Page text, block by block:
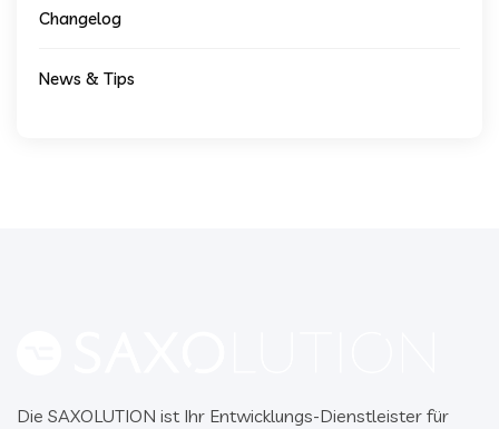
Changelog
News & Tips
Die SAXOLUTION ist Ihr Entwicklungs-Dienstleister für